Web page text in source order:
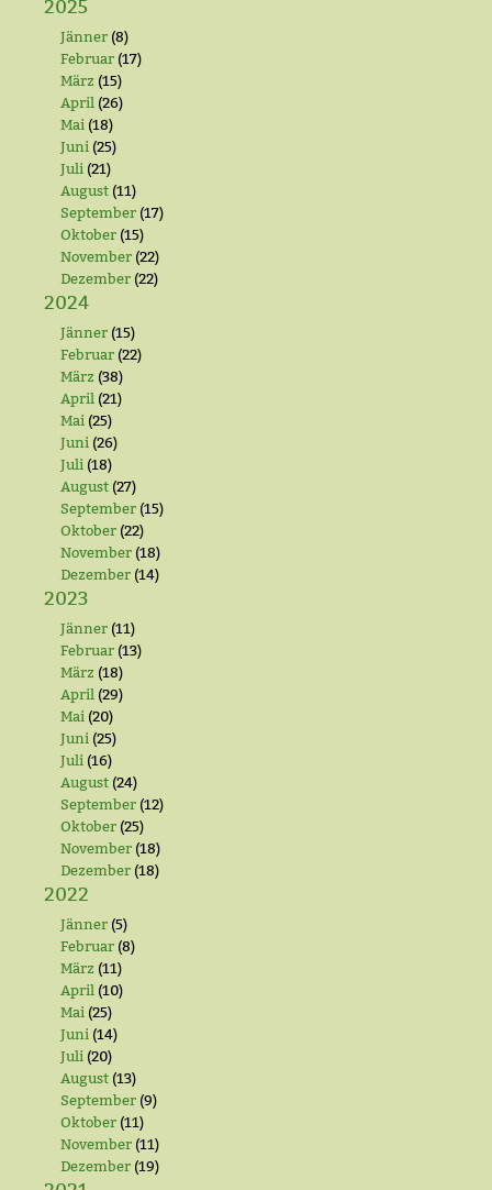
2025
Jänner (8)
Februar (17)
März (15)
April (26)
Mai (18)
Juni (25)
Juli (21)
August (11)
September (17)
Oktober (15)
November (22)
Dezember (22)
2024
Jänner (15)
Februar (22)
März (38)
April (21)
Mai (25)
Juni (26)
Juli (18)
August (27)
September (15)
Oktober (22)
November (18)
Dezember (14)
2023
Jänner (11)
Februar (13)
März (18)
April (29)
Mai (20)
Juni (25)
Juli (16)
August (24)
September (12)
Oktober (25)
November (18)
Dezember (18)
2022
Jänner (5)
Februar (8)
März (11)
April (10)
Mai (25)
Juni (14)
Juli (20)
August (13)
September (9)
Oktober (11)
November (11)
Dezember (19)